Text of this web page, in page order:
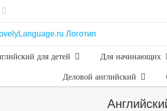
для детей Для начинающих
Деловой английский